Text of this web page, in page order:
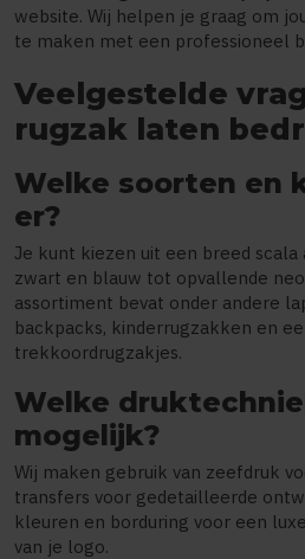
website. Wij helpen je graag om
te maken met een professioneel
Veelgestelde
rugzak laten
Welke soorten en
er?
Je kunt kiezen uit een breed scala
zwart en blauw tot opvallende
assortiment bevat onder andere
backpacks, kinderrugzakken en
trekkoordrugzakjes.
Welke
mogelijk?
Wij maken gebruik van zeefdruk
transfers voor gedetailleerde
kleuren en borduring voor een
van je logo.